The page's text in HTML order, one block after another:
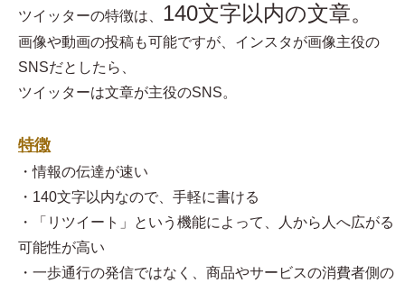
ツイッターの特徴は、 140文字以内の文章。
画像や動画の投稿も可能ですが、インスタが画像主役の
SNSだとしたら、
ツイッターは文章が主役のSNS。
特徴
・情報の伝達が速い
・140文字以内なので、手軽に書ける
・「リツイート」という機能によって、人から人へ広がる
可能性が高い
・一歩通行の発信ではなく、商品やサービスの消費者側の